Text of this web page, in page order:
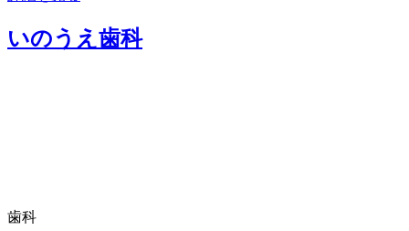
いのうえ歯科
歯科